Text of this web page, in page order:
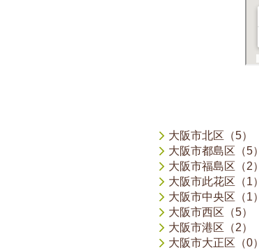
大阪市北区（5）
大阪市都島区（5）
大阪市福島区（2）
大阪市此花区（1）
大阪市中央区（1）
大阪市西区（5）
大阪市港区（2）
大阪市大正区（0）